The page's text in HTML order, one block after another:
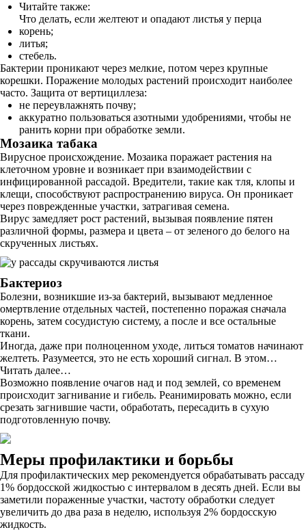
Читайте также:
Что делать, если желтеют и опадают листья у перца
корень;
литья;
стебель.
Бактерии проникают через мелкие, потом через крупные
корешки. Поражение молодых растений происходит наиболее
часто. Защита от вертициллеза:
не переувлажнять почву;
аккуратно пользоваться азотными удобрениями, чтобы не
ранить корни при обработке земли.
Мозаика табака
Вирусное происхождение. Мозаика поражает растения на
клеточном уровне и возникает при взаимодействии с
инфицированной рассадой. Вредители, такие как тля, клопы и
клещи, способствуют распространению вируса. Он проникает
через поврежденные участки, затрагивая семена.
Вирус замедляет рост растений, вызывая появление пятен
различной формы, размера и цвета – от зеленого до белого на
скрученных листьях.
Бактериоз
Болезни, возникшие из-за бактерий, вызывают медленное
омертвление отдельных частей, постепенно поражая сначала
корень, затем сосудистую систему, а после и все остальные
ткани.
Иногда, даже при полноценном уходе, литься томатов начинают
желтеть. Разумеется, это не есть хороший сигнал. В этом…
Читать далее…
Возможно появление очагов над и под землей, со временем
происходит загнивание и гибель. Реанимировать можно, если
срезать загнившие части, обработать, пересадить в сухую
подготовленную почву.
Меры профилактики и борьбы
Для профилактических мер рекомендуется обрабатывать рассаду
1% бордосской жидкостью с интервалом в десять дней. Если вы
заметили пораженные участки, частоту обработки следует
увеличить до два раза в неделю, используя 2% бордосскую
жидкость.